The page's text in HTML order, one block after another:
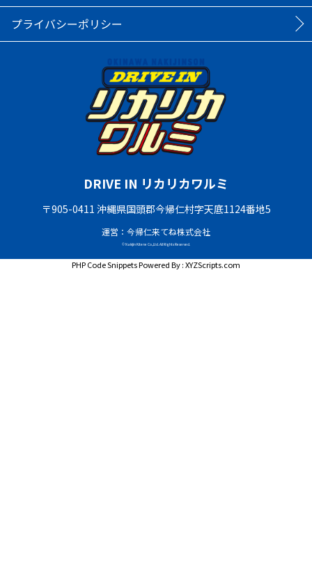
プライバシーポリシー
DRIVE IN リカリカワルミ
〒905-0411 沖縄県国頭郡今帰仁村字天底1124番地5
運営：今帰仁来てね株式会社
© Nakijin Kitene Co.,Ltd. All Rights Reserved.
PHP Code SnippetsPowered By :XYZScripts.com